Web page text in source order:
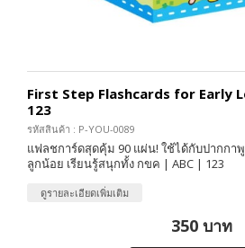
First Step Flashcards for Early
123
รหัสสินค้า : P-YOU-0089
แฟลชการ์ดสุดคุ้ม 90 แผ่น! ใช้ได้กับปากกา
ลูกน้อย เรียนรู้สนุกทั้ง กขค | ABC | 123
ดูรายละเอียดเพิ่มเติม
350 บาท